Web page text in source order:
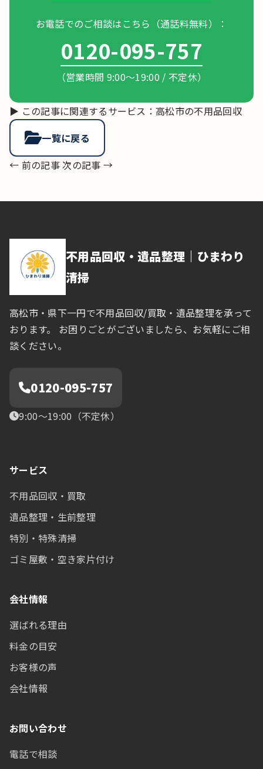
お電話でのご相談はこちら（通話料無料）：
0120-095-757
（営業時間 9:00〜19:00 / 不定休）
▶ この記事に関連するサービス：高松市の不用品回収
一覧に戻る
← 前の記事次の記事 →
不用品回収・遺品整理｜ひまわり
清掃
高松市・県下一円で不用品回収/買取・遺品整理を承って
おります。 お困りごとがございましたら、お気軽にご相
談ください。
0120-095-757
9:00〜19:00（不定休）
サービス
不用品回収・買取
遺品整理・生前整理
特別・特殊清掃
ゴミ屋敷・空き家片付け
会社情報
選ばれる理由
料金の目安
お客様の声
会社情報
お問い合わせ
電話で相談